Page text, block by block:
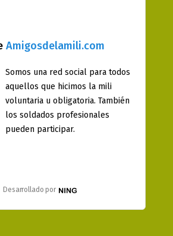
Amigosdelamili.com
Somos una red social para todos
aquellos que hicimos la mili
voluntaria u obligatoria. También
los soldados profesionales
pueden participar.
Desarrollado por